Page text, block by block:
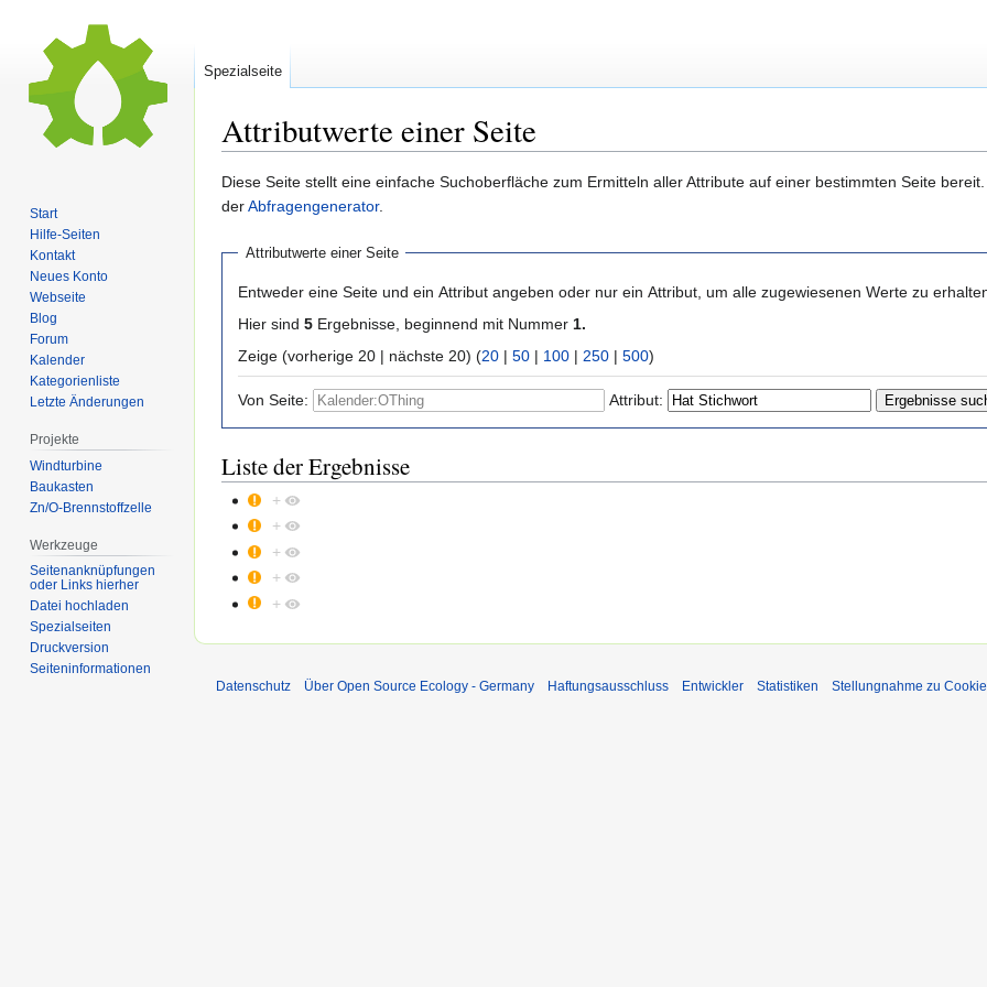
Attributwerte einer Seite
Zur
Navigation
Zur
Suche
Diese Seite stellt eine einfache Suchoberfläche zum Ermitteln aller Attribute auf einer bestimmten Seite
derAbfragengenerator.
Attributwerte einer Seite
Entweder eine Seite und ein Attribut angeben oder nur ein Attribut, um alle zugewiesenen Werte zu
Hier sind 5 Ergebnisse, beginnend mit Nummer 1.
Zeige (vorherige 20 | nächste 20) (20 | 50 | 100 | 250 | 500)
Von Seite: Attribut:
Liste der Ergebnisse
+
+
+
+
+
Spezialseite
Start
Hilfe-Seiten
Kontakt
Neues Konto
Webseite
Blog
Forum
Kalender
Kategorienliste
Letzte Änderungen
Projekte
Windturbine
Baukasten
Zn/O-Brennstoffzelle
Werkzeuge
Seitenanknüpfungen
oder Links hierher
Datei hochladen
Spezialseiten
Druckversion
Seiten­informationen
Datenschutz
Über Open Source Ecology - Germany Haftungsausschluss Entwickler Statistiken Stellungnahme zu